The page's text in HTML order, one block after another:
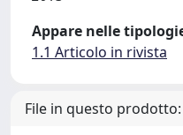
Appare nelle
1.1 Articolo in rivista
File in questo prodotto: